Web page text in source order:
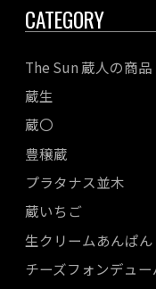
CATEGORY
The Sun 蔵人の商品
蔵生
蔵〇
豊穣蔵
プラタナス並木
蔵いちご
生クリームあんぱん
チーズフォンデュ